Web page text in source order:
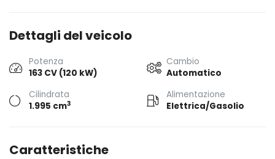
Dettagli del veicolo
Potenza
163 CV (120 kW)
Cambio
Automatico
Cilindrata
1.995 cm3
Alimentazione
Elettrica/Gasolio
Caratteristiche